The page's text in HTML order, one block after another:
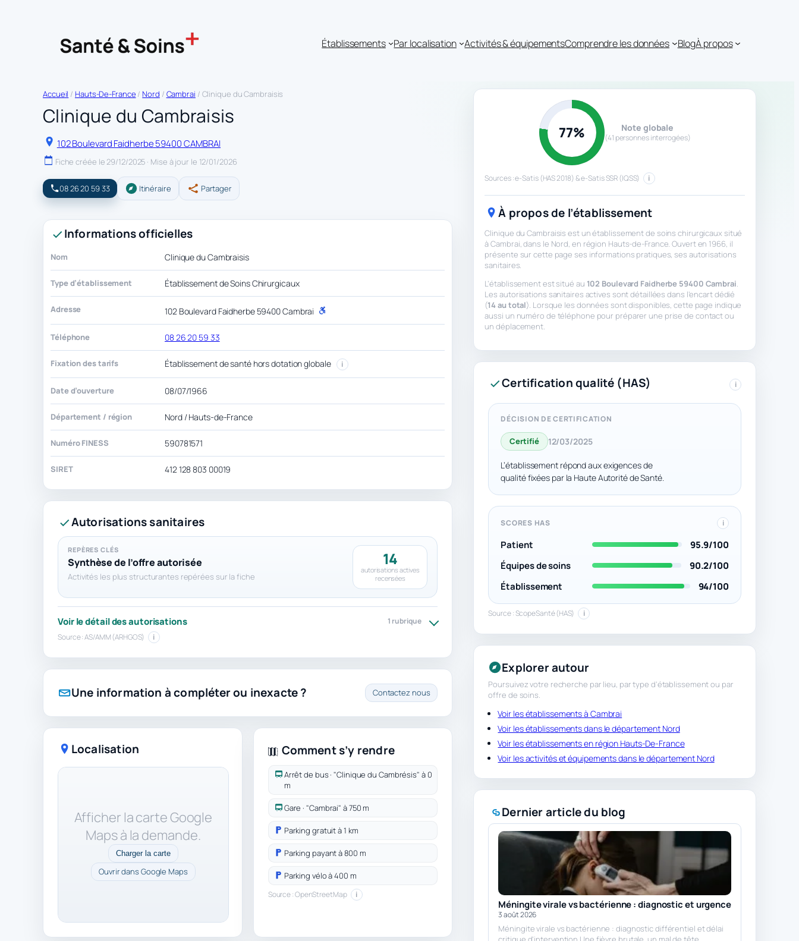
Établissements Par localisation Activités & équipementsComprendre les données BlogÀ propos
Accueil /Hauts-De-France /Nord / Cambrai / Clinique du Cambraisis
Clinique du Cambraisis
102 Boulevard Faidherbe 59400 CAMBRAI
Fiche créée le 29/12/2025 · Mise à jour le 12/01/2026
08 26 20 59 33 Itinéraire Partager
Informations officielles
Nom Clinique du Cambraisis
Type d’établissement Établissement de Soins Chirurgicaux
Adresse 102 Boulevard Faidherbe 59400 Cambrai
P
M
Téléphone 08 26 20 59 33
Fixation des tarifs Établissement de santé hors dotation globale i
Date d’ouverture 08/07/1966
Département / région Nord / Hauts-de-France
Numéro FINESS 590781571
SIRET 412 128 803 00019
Autorisations sanitaires
REPÈRES CLÉS
Synthèse de l’offre autorisée
Activités les plus structurantes repérées sur la fiche
14
autorisations actives
recensées
Voir le détail des autorisations
1 rubrique
Source : AS/AMM (ARHGOS)
i
Une information à compléter ou inexacte ? Contactez nous
Localisation
Afficher la carte Google
Maps à la demande.
Charger la carte
Ouvrir dans Google Maps
Comment s’y rendre
Arrêt de bus · "Clinique du Cambrésis" à 0
m
Gare · "Cambrai" à 750 m
Parking gratuit à 1 km
Parking payant à 800 m
Parking vélo à 400 m
Source : OpenStreetMap i
77% Note globale
(41 personnes interrogées)
Sources : e-Satis (HAS 2018) & e-Satis SSR (IQSS) i
À propos de l’établissement
Clinique du Cambraisis est un établissement de soins chirurgicaux situé
à Cambrai, dans le Nord, en région Hauts-de-France. Ouvert en 1966, il
présente sur cette page ses informations pratiques, ses autorisations
sanitaires.
L’établissement est situé au 102 Boulevard Faidherbe 59400 Cambrai.
Les autorisations sanitaires actives sont détaillées dans l’encart dédié
(14 au total). Lorsque les données sont disponibles, cette page indique
aussi un numéro de téléphone pour préparer une prise de contact ou
un déplacement.
Certification qualité (HAS) i
DÉCISION DE CERTIFICATION
Certifié 12/03/2025
L’établissement répond aux exigences de
qualité fixées par la Haute Autorité de Santé.
SCORES HAS i
Patient
95.9/100
Équipes de soins
90.2/100
Établissement
94/100
Source : ScopeSanté (HAS) i
Explorer autour
Poursuivez votre recherche par lieu, par type d’établissement ou par
offre de soins.
Voir les établissements à Cambrai
Voir les établissements dans le département Nord
Voir les établissements en région Hauts-De-France
Voir les activités et équipements dans le département Nord
Dernier article du blog
Méningite virale vs bactérienne : diagnostic et urgence
3 août 2026
Méningite virale vs bactérienne : diagnostic différentiel et délai